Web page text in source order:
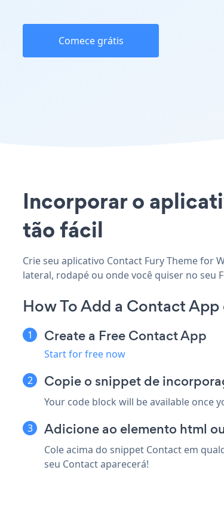
Comece grátis
Incorporar o
tão fácil
Crie seu aplicativo Contact Fury Theme for
lateral, rodapé ou onde você quiser no seu
How To Add a Contact
Create a Free Contact App
Start for free now
Copie o snippet de
Your code block will be available once
Adicione ao elemento html
Cole acima do snippet Contact em
seu Contact aparecerá!